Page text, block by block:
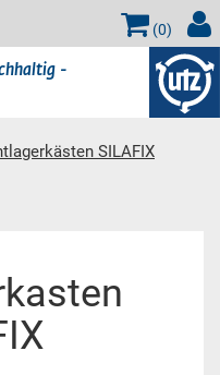
(0)
-
SILAFIX